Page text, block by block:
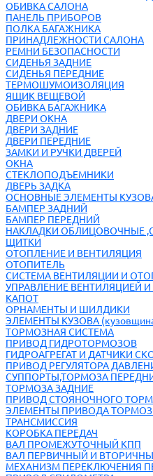
ОБИВКА САЛОНА
ПАНЕЛЬ ПРИБОРОВ
ПОЛКА БАГАЖНИКА
ПРИНАДЛЕЖНОСТИ САЛОНА
РЕМНИ БЕЗОПАСНОСТИ
СИДЕНЬЯ ЗАДНИЕ
СИДЕНЬЯ ПЕРЕДНИЕ
ТЕРМОШУМОИЗОЛЯЦИЯ
ЯЩИК ВЕЩЕВОЙ
ОБИВКА БАГАЖНИКА
ДВЕРИ ОКНА
ДВЕРИ ЗАДНИЕ
ДВЕРИ ПЕРЕДНИЕ
ЗАМКИ И РУЧКИ ДВЕРЕЙ
ОКНА
СТЕКЛОПОДЪЕМНИКИ
ДВЕРЬ ЗАДКА
ОСНОВНЫЕ ЭЛЕМЕНТЫ
БАМПЕР ЗАДНИЙ
БАМПЕР ПЕРЕДНИЙ
НАКЛАДКИ ОБЛИЦОВОЧНЫЕ
ЩИТКИ
ОТОПЛЕНИЕ И ВЕНТИЛЯЦИЯ
ОТОПИТЕЛЬ
СИСТЕМА ВЕНТИЛЯЦИИ И
УПРАВЛЕНИЕ ВЕНТИЛЯЦИЕЙ
КАПОТ
ОРНАМЕНТЫ И ШИЛДИКИ
ЭЛЕМЕНТЫ КУЗОВА
ТОРМОЗНАЯ СИСТЕМА
ПРИВОД ГИДРОТОРМОЗОВ
ГИДРОАГРЕГАТ И ДАТЧИКИ
ПРИВОД РЕГУЛЯТОРА
СУППОРТЫ,ТОРМОЗА
ТОРМОЗА ЗАДНИЕ
ПРИВОД СТОЯНОЧНОГО
ЭЛЕМЕНТЫ ПРИВОДА
ТРАНСМИССИЯ
КОРОБКА ПЕРЕДАЧ
ВАЛ ПРОМЕЖУТОЧНЫЙ КПП
ВАЛ ПЕРВИЧНЫЙ И
МЕХАНИЗМ ПЕРЕКЛЮЧЕНИЯ